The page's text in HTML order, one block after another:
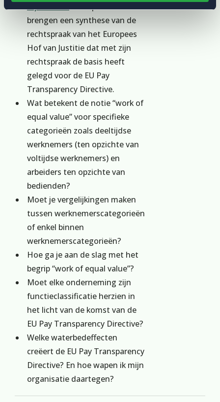
brengen een synthese van de
rechtspraak van het Europees
Hof van Justitie dat met zijn
rechtspraak de basis heeft
gelegd voor de EU Pay
Transparency Directive.
Wat betekent de notie “work of
equal value” voor specifieke
categorieën zoals deeltijdse
werknemers (ten opzichte van
voltijdse werknemers) en
arbeiders ten opzichte van
bedienden?
Moet je vergelijkingen maken
tussen werknemerscategorieën
of enkel binnen
werknemerscategorieën?
Hoe ga je aan de slag met het
begrip “work of equal value”?
Moet elke onderneming zijn
functieclassificatie herzien in
het licht van de komst van de
EU Pay Transparency Directive?
Welke waterbedeffecten
creëert de EU Pay Transparency
Directive? En hoe wapen ik mijn
organisatie daartegen?